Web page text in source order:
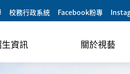
校務行政系統 Facebook粉專
資訊 關於視藝